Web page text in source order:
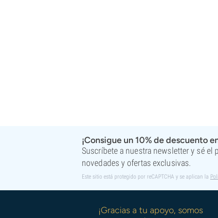
¡Consigue un 10% de descuento
Suscríbete a nuestra newsletter y sé el
novedades y ofertas exclusivas.
Este sitio está protegido por reCAPTCHA y se aplican la
¡Gracias a tu apoyo, somos